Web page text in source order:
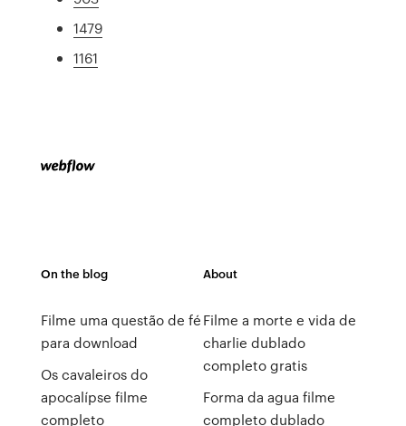
1479
1161
On the blog
Filme uma questão de fé
para download
Os cavaleiros do
apocalípse filme
completo
About
Filme a morte e vida de
charlie dublado
completo gratis
Forma da agua filme
completo dublado